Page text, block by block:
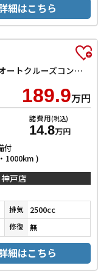
細はこちら
アスリートS ETC クリアランスソナー オートクルーズコントロール バックカメラ ナビ TV アルミホイール オートライト HID CVT スマートキー 電動格納ミラー 盗難防止システム
189.9万円
諸費用(税込)
14.8万円
付
1000km )
神戸店
排気 2500cc
修復 無
細はこちら